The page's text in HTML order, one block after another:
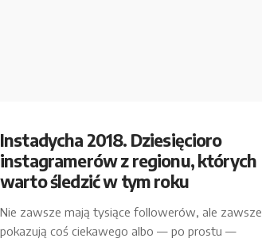
Instadycha 2018. Dziesięcioro
instagramerów z regionu, których
warto śledzić w tym roku
Nie zawsze mają tysiące followerów, ale zawsze
pokazują coś ciekawego albo — po prostu —